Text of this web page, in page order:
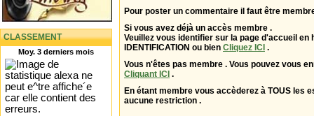
CLASSEMENT
Moy. 3 derniers mois
Pour poster un commentaire il faut être
Si vous avez déjà un accès membre .
Veuillez vous identifier sur la page d'accueil en
IDENTIFICATION ou bien Cliquez ICI .
Vous n'êtes pas membre . Vous pouvez vous
Cliquant ICI .
En étant membre vous accèderez à TOUS les
aucune restriction .